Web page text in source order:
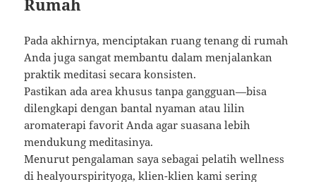
Rumah
Pada akhirnya, menciptakan ruang tenang di rumah
Anda juga sangat membantu dalam menjalankan
praktik meditasi secara konsisten.
Pastikan ada area khusus tanpa gangguan—bisa
dilengkapi dengan bantal nyaman atau lilin
aromaterapi favorit Anda agar suasana lebih
mendukung meditasinya.
Menurut pengalaman saya sebagai pelatih wellness
dihealyourspirityoga, klien-klien kami sering